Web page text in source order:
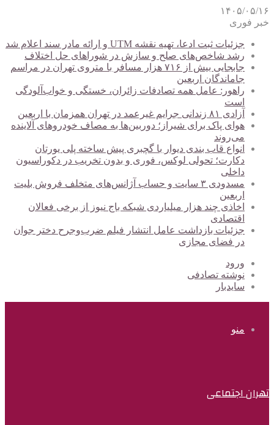
۱۴۰۵/۰۵/۱۶
خبر فوری
جزئیات ثبت ادعا، تهیه نقشه UTM و ارائه مادر سند اعلام شد
رشد شاخص‌های صلح و سازش در شوراهای حل اختلاف
جابجایی بیش از ۷۱۶ هزار مسافر با متروی تهران در مراسم
جاماندگان اربعین
راهور: عامل همه تصادفات زائران، خستگی و خواب‌آلودگی
است
آزادی ۸۱ زندانی جرایم غیرعمد در تهران همزمان با اربعین
هوای پاک برای شیراز؛ دوربین‌ها به مصاف خودروهای آلاینده
می‌روند
انواع قاب بندی دیوار با گچبری پیش ساخته پلی یورتان
دکارت؛ تحولی لوکس، فوری و بدون تخریب در دکوراسیون
داخلی
مسدودی ۳ سایت و حساب آژانس‌های متخلف فروش بلیت
اربعین
اخاذی چند هزار میلیاردی شبکه باج نیوز از برخی فعالان
اقتصادی
جزئیات بازداشت عامل انتشار فیلم ضرب‌وجرح دختر جوان
در فضای مجازی
ورود
نوشته تصادفی
سایدبار
منو
تهران اجتماعی